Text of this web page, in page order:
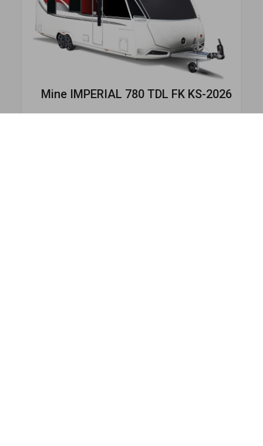
MineIMPERIAL 780 TDL FK KS-2026